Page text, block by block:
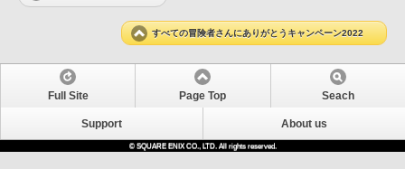
すべての冒険者さんにありがとうキャンペーン2022
Full Site Page Top Seach
Support About us
© SQUARE ENIX CO., LTD. All rights reserved.